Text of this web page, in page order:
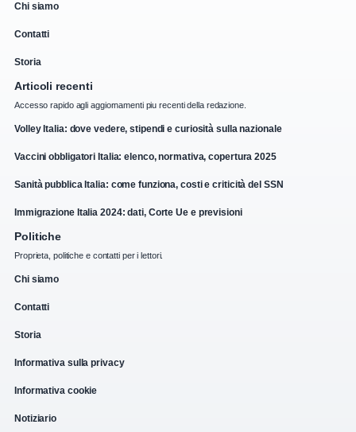
Chi siamo
Contatti
Storia
Articoli recenti
Accesso rapido agli aggiornamenti piu recenti della redazione.
Volley Italia: dove vedere, stipendi e curiosità sulla nazionale
Vaccini obbligatori Italia: elenco, normativa, copertura 2025
Sanità pubblica Italia: come funziona, costi e criticità del SSN
Immigrazione Italia 2024: dati, Corte Ue e previsioni
Politiche
Proprieta, politiche e contatti per i lettori.
Chi siamo
Contatti
Storia
Informativa sulla privacy
Informativa cookie
Notiziario